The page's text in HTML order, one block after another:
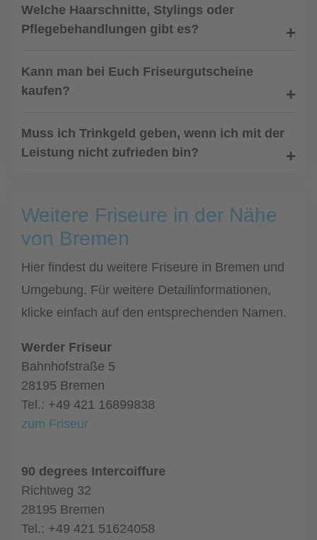
Welche Haarschnitte, Stylings oder
Pflegebehandlungen gibt es?
Kann man bei Euch Friseurgutscheine
kaufen?
Muss ich Trinkgeld geben, wenn ich mit der
Leistung nicht zufrieden bin?
Weitere Friseure in der Nähe
von Bremen
Hier findest du weitere Friseure in Bremen und
Umgebung. Für weitere Detailinformationen,
klicke einfach auf den entsprechenden Namen.
Werder Friseur
Bahnhofstraße 5
28195 Bremen
Tel.: +49 421 16899838
zum Friseur
90 degrees Intercoiffure
Richtweg 32
28195 Bremen
Tel.: +49 421 51624058